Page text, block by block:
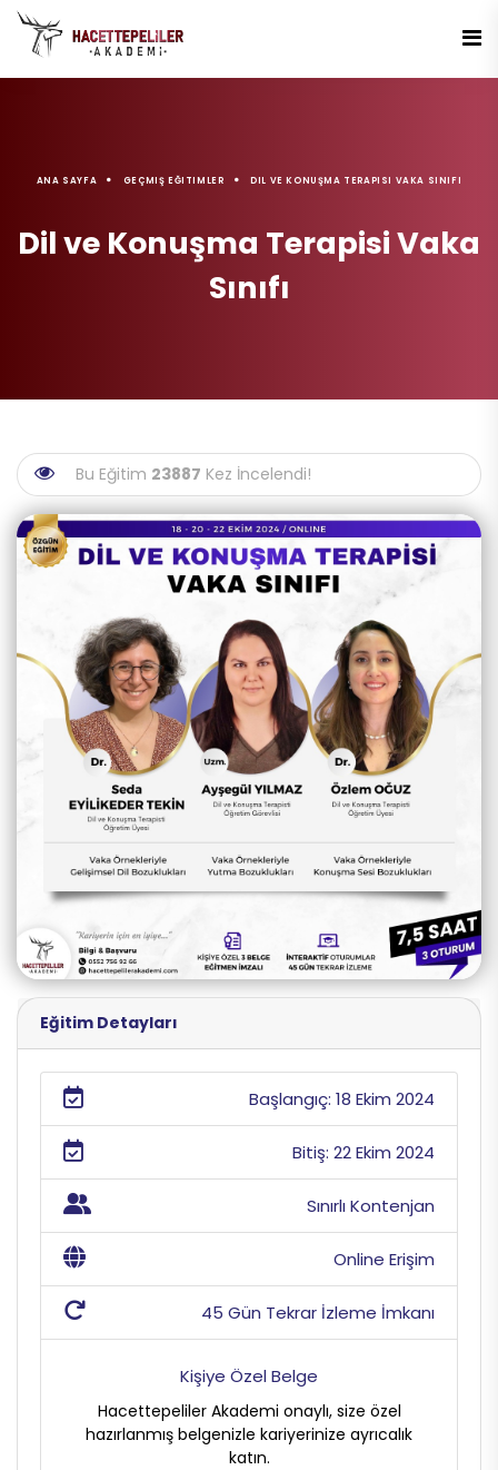
ANA SAYFA GEÇMIŞ EĞITIMLER DIL VE KONUŞMA TERAPISI VAKA SINIFI
Dil ve Konuşma Terapisi Vaka
Sınıfı
Bu Eğitim 23887 Kez İncelendi!
Eğitim Detayları
Başlangıç: 18 Ekim 2024
Bitiş: 22 Ekim 2024
Sınırlı Kontenjan
Online Erişim
45 Gün Tekrar İzleme İmkanı
Kişiye Özel Belge
Hacettepeliler Akademi onaylı, size özel
hazırlanmış belgenizle kariyerinize ayrıcalık
katın.